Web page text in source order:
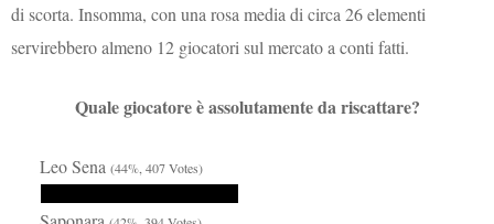
di scorta. Insomma, con una rosa media di circa 26 elementi
servirebbero almeno 12 giocatori sul mercato a conti fatti.
Quale giocatore è assolutamente da riscattare?
Leo Sena(44%, 407 Votes)